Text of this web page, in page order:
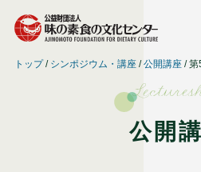
トップ シンポジウム・講座 公開講座
公開